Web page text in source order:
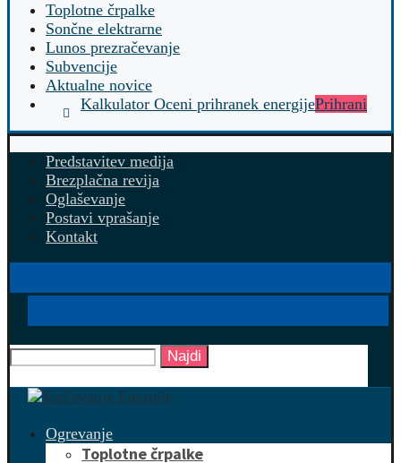
Toplotne črpalke
Sončne elektrarne
Lunos prezračevanje
Subvencije
Aktualne novice
Kalkulator Oceni prihranek energijePrihrani
Predstavitev medija
Brezplačna revija
Oglaševanje
Postavi vprašanje
Kontakt
Najdi
Ogrevanje
Toplotne črpalke